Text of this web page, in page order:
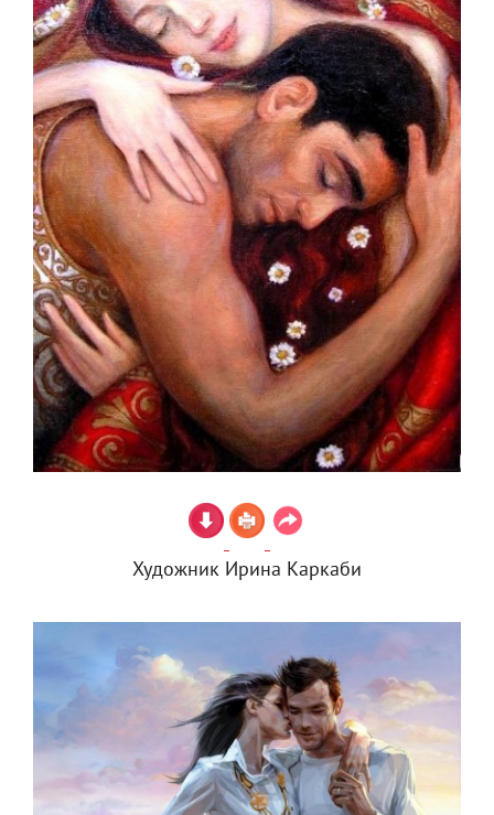
Художник Ирина Каркаби